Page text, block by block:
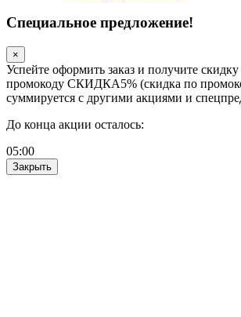
Специальное предложение!
×
Успейте оформить заказ и получите
промокоду СКИДКА5% (скидка по
суммируется с другими акциями и
До конца акции осталось:
05:00
Закрыть